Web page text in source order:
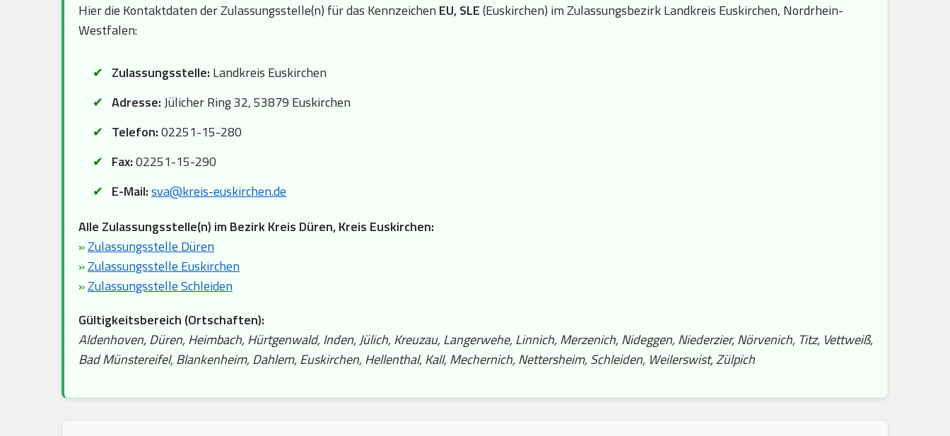
Hier die Kontaktdaten der Zulassungsstelle(n) für das Kennzeichen EU, SLE(Euskirchen) im Zulassungsbezirk Landkreis Euskirchen, Nordrhein-
Westfalen:
Zulassungsstelle: Landkreis Euskirchen
Adresse:Jülicher Ring 32, 53879 Euskirchen
Telefon:02251-15-280
Fax:02251-15-290
E-Mail:sva@kreis-euskirchen.de
Alle Zulassungsstelle(n) im Bezirk Kreis Düren, Kreis Euskirchen:
»Zulassungsstelle Düren
»Zulassungsstelle Euskirchen
»Zulassungsstelle Schleiden
Gültigkeitsbereich (Ortschaften):
Aldenhoven, Düren, Heimbach, Hürtgenwald, Inden, Jülich, Kreuzau, Langerwehe, Linnich, Merzenich, Nideggen, Niederzier, Nörvenich, Titz, Vettweiß,
Bad Münstereifel, Blankenheim, Dahlem, Euskirchen, Hellenthal, Kall, Mechernich, Nettersheim, Schleiden, Weilerswist, Zülpich